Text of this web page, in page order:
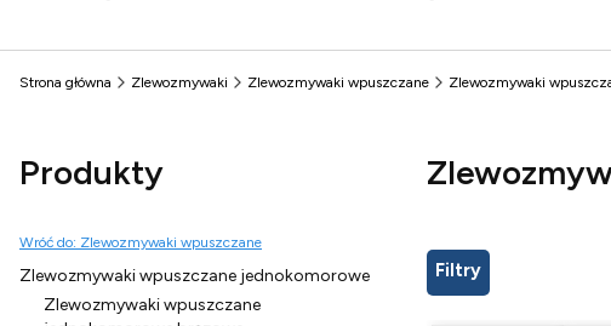
Strona główna Zlewozmywaki Zlewozmywaki wpuszczane Zlewozmywaki
Produkty
Wróć do: Zlewozmywaki wpuszczane
Zlewozmywaki wpuszczane jednokomorowe
Zlewozmywaki wpuszczane
Filtry